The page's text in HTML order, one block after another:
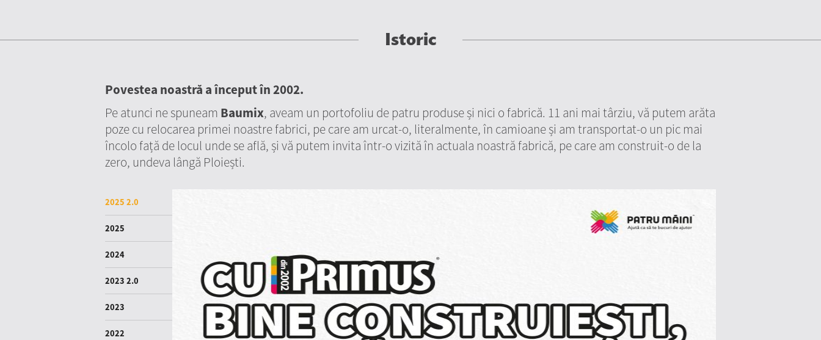
Istoric
Povestea noastră a început în 2002.
Pe atunci ne spuneam Baumix, aveam un portofoliu de patru produse și nici o fabrică. 11 ani mai târziu, vă putem arăta
poze cu relocarea primei noastre fabrici, pe care am urcat-o, literalmente, în camioane și am transportat-o un pic mai
încolo față de locul unde se află, și vă putem invita într-o vizită în actuala noastră fabrică, pe care am construit-o de la
zero, undeva lângă Ploiești.
2025 2.0
2025
2024
2023 2.0
2023
2022